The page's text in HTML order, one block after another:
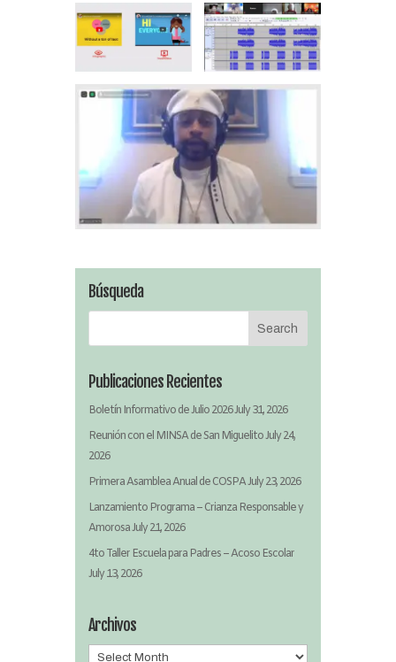
Búsqueda
Publicaciones Recientes
Boletín Informativo de Julio 2026July 31, 2026
Reunión con el MINSA de San MiguelitoJuly 24,
2026
Primera Asamblea Anual de COSPAJuly 23, 2026
Lanzamiento Programa – Crianza Responsable y
AmorosaJuly 21, 2026
4to Taller Escuela para Padres – Acoso Escolar
July 13, 2026
Archivos
Archivos